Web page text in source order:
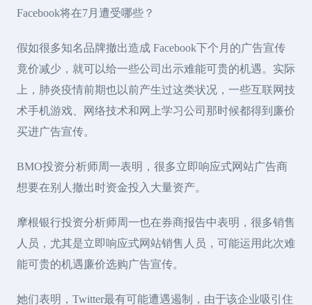
Facebook将在7月遭受哪些？
假如很多知名品牌撤出造成 Facebook下个月的广告宣传
竟价减少，就可以给一些公司出示难能可贵的机遇。实际
上，肺炎疫情前期也以前产生过这类状况，一些互联网技
术手机游戏、网络技术和网上学习公司那时候都得到廉价
买进广告宣传。
BMO投资分析师周一表明，很多立即响应式网站广告商
想要在别人撤出时资金投入大量资产。
摩根银行投资分析师周一也在券商报告中表明，很多销售
人员，尤其是立即响应式网站销售人员，可能运用此次难
能可贵的机遇廉价选购广告宣传。
她们表明，Twitter最有可能遭遇遏制，由于该企业吸引住